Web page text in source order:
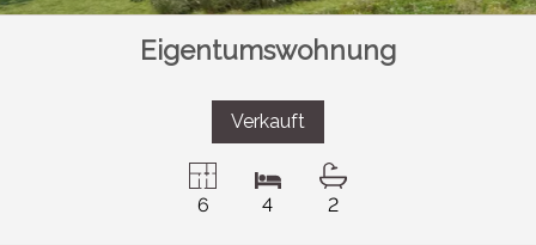
Eigentumswohnung
Verkauft
6 4 2